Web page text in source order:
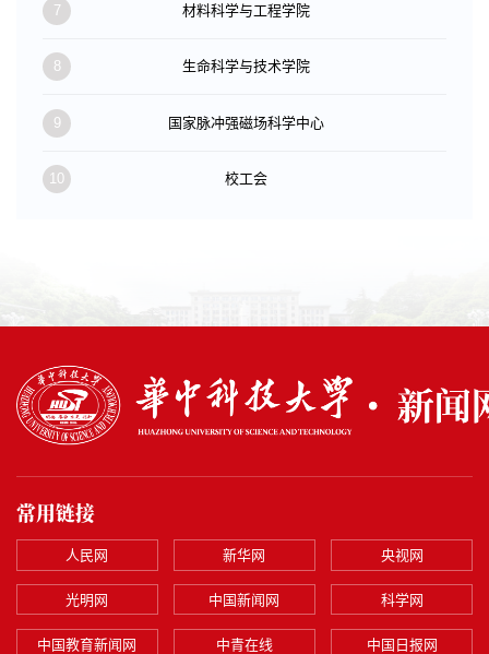
7 材料科学与工程学院
8 生命科学与技术学院
9 国家脉冲强磁场科学中心
10 校工会
常用链接
人民网 新华网 央视网
光明网 中国新闻网 科学网
中国教育新闻网 中青在线 中国日报网